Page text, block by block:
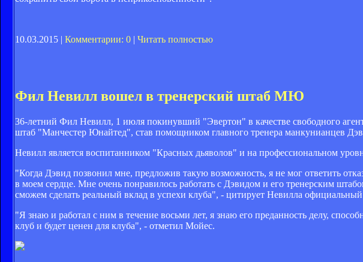
10.03.2015 | Комментарии: 0 | Читать полностью
Фил Невилл вошел в тренерский штаб МЮ
36-летний Фил Невилл, 1 июля покинувший "Эвертон" в качестве свободного
штаб "Манчестер Юнайтед", став помощником главного тренера манкунианцев
Невилл является воспитанником "Красных дьяволов" и на профессиональном
"Когда Дэвид позвонил мне, предложив такую возможность, я не мог ответить
в моем сердце. Мне очень понравилось работать с Дэвидом и его тренерским
сможем сделать реальный вклад в успехи клуба", - цитирует Невилла
"Я знаю и работал с ним в течение восьми лет, я знаю его преданность делу,
клуб и будет ценен для клуба", - отметил Мойес.